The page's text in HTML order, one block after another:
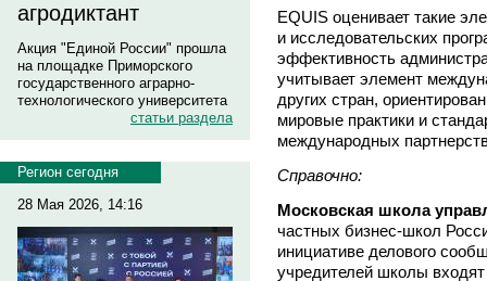
агродиктант
Акция "Единой России" прошла
на площадке Приморского
государственного аграрно-
технологического университета
статьи раздела
Регион сегодня
28 Мая 2026, 14:16
EQUIS оценивает такие
и исследовательских
эффективность
учитывает элемент
других стран,
мировые практики и
международных
Справочно:
Московская школа
частных бизнес-школ
инициативе делового
учредителей школы